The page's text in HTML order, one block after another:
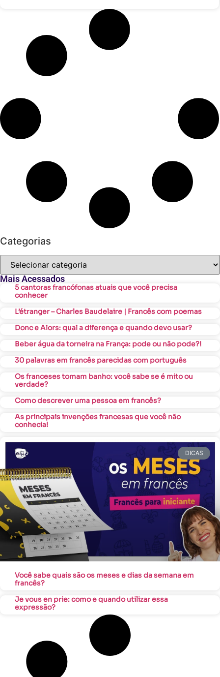
Categorias
Mais Acessados
5 cantoras francófonas atuais que você precisa
conhecer
L’étranger – Charles Baudelaire | Francês com poemas
Donc e Alors: qual a diferença e quando devo usar?
Beber água da torneira na França: pode ou não pode?!
30 palavras em francês parecidas com português
Os franceses tomam banho: você sabe se é mito ou
verdade?
Como descrever uma pessoa em francês?
As principais invenções francesas que você não
conhecia!
DICAS
Você sabe quais são os meses e dias da semana em
francês?
Je vous en prie: como e quando utilizar essa
expressão?